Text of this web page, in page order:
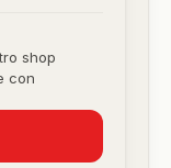
shop
con